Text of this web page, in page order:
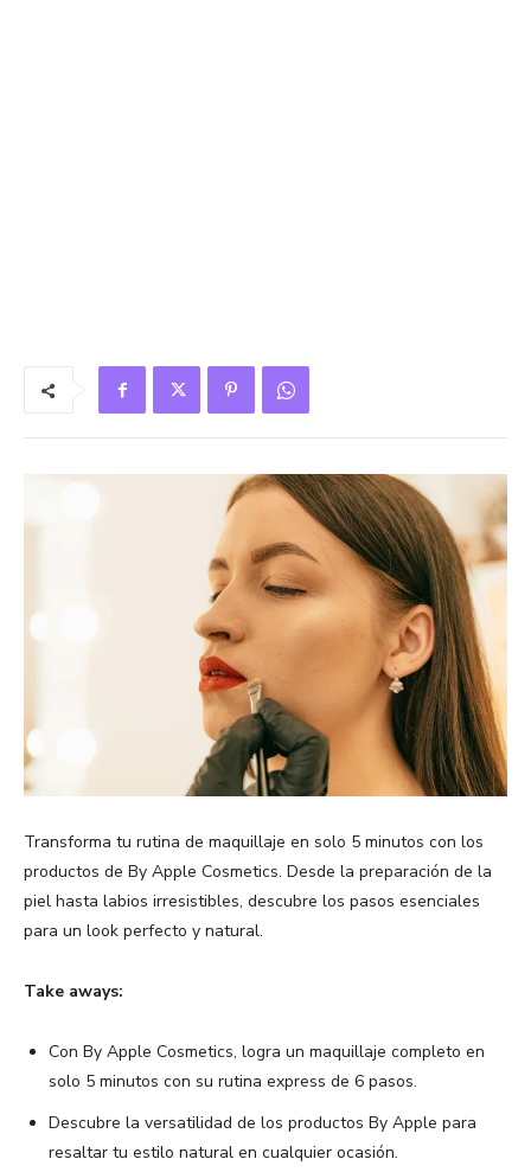
Transforma tu rutina de maquillaje en solo 5 minutos con los
productos de By Apple Cosmetics. Desde la preparación de la
piel hasta labios irresistibles, descubre los pasos esenciales
para un look perfecto y natural.
Take aways:
Con By Apple Cosmetics, logra un maquillaje completo en
solo 5 minutos con su rutina express de 6 pasos.
Descubre la versatilidad de los productos By Apple para
resaltar tu estilo natural en cualquier ocasión.